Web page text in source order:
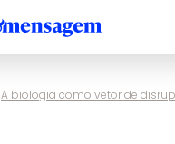
A biologia como vetor de